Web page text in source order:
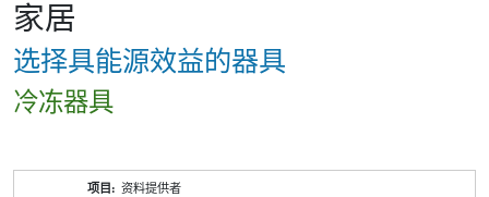
家居
选择具能源效益的器具
冷冻器具
资料提供者